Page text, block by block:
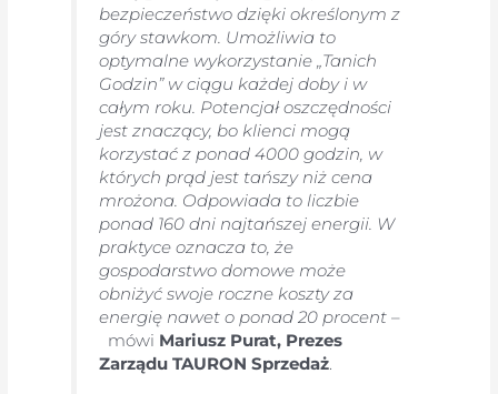
bezpieczeństwo dzięki określonym z
góry stawkom. Umożliwia to
optymalne wykorzystanie „Tanich
Godzin” w ciągu każdej doby i w
całym roku. Potencjał oszczędności
jest znaczący, bo klienci mogą
korzystać z ponad 4000 godzin, w
których prąd jest tańszy niż cena
mrożona. Odpowiada to liczbie
ponad 160 dni najtańszej energii. W
praktyce oznacza to, że
gospodarstwo domowe może
obniżyć swoje roczne koszty za
energię nawet o ponad 20 procent –
mówi Mariusz Purat, Prezes
Zarządu TAURON Sprzedaż.